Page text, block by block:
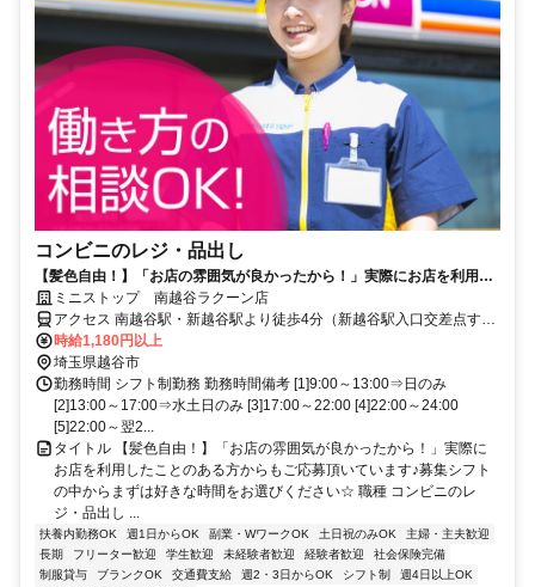
コンビニのレジ・品出し
【髪色自由！】「お店の雰囲気が良かったから！」実際にお店を利用し
たことのある方からもご応募頂いています♪募集シフトの中からまずは好
きな時間をお選びください☆
ミニストップ 南越谷ラクーン店
アクセス 南越谷駅・新越谷駅より徒歩4分（新越谷駅入口交差点す
ぐ） ★南越谷・新越谷エリアを中心に通勤しやすい環境です ★越谷
市・草加市・川口市・吉川市・三郷市エリアからアクセス可能！ ★
その他のアクセス可能駅/蒲生駅、越谷駅、新田駅
時給1,180円以上
埼玉県越谷市
勤務時間 シフト制勤務 勤務時間備考 [1]9:00～13:00⇒日のみ
[2]13:00～17:00⇒水土日のみ [3]17:00～22:00 [4]22:00～24:00
[5]22:00～翌2...
タイトル 【髪色自由！】「お店の雰囲気が良かったから！」実際に
お店を利用したことのある方からもご応募頂いています♪募集シフト
の中からまずは好きな時間をお選びください☆ 職種 コンビニのレ
ジ・品出し ...
扶養内勤務OK 週1日からOK 副業・WワークOK 土日祝のみOK
主婦・主夫歓迎
長期
フリーター歓迎 学生歓迎 未経験者歓迎 経験者歓迎
社会保険完備
制服貸与
ブランクOK 交通費支給 週2・3日からOK シフト制
週4日以上OK